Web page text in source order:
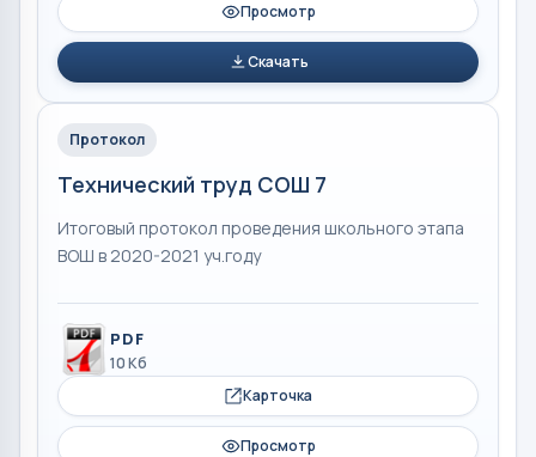
Просмотр
Скачать
Протокол
Технический труд СОШ 7
Итоговый протокол проведения школьного этапа
ВОШ в 2020-2021 уч.году
PDF
10 Кб
Карточка
Просмотр